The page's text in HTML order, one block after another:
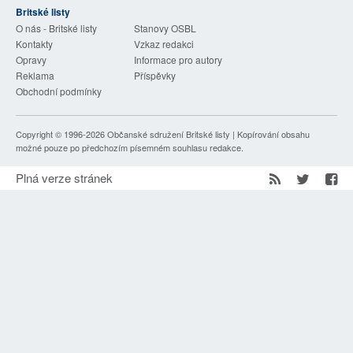
SOCIÁLNÍ SÍTĚ
RUBRIKY
PLNÁ VERZE STRÁNEK
Britské listy
O nás - Britské listy
Stanovy OSBL
Kontakty
Vzkaz redakci
Opravy
Informace pro autory
Reklama
Příspěvky
Obchodní podmínky
Copyright © 1996-2026Občanské sdružení Britské listy | Kopírování obsahu
možné pouze po předchozím písemném souhlasu redakce.
Plná verze stránek